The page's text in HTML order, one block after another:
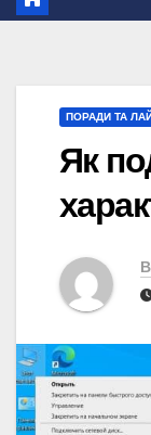
ПОРАДИ ТА
Як